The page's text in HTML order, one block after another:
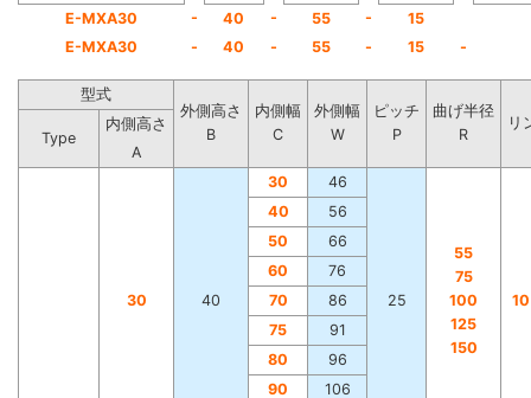
E-MXA30 - 40 - 55 -
15
E-MXA30
- 40 - 55 - 15 -
型式
外側高さ
B
内側幅
C
外側幅
W
ピッチ
P
曲げ半径
R
リ
Type
内側高さ
A
30 40
30 46
25
55
75
100
125
150
40
56
50
66
60
76
70
86
75
91
80
96
90
106